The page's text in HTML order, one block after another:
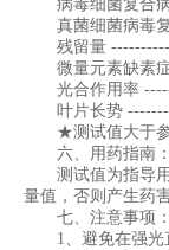
病毒细菌复合病
真菌细菌病毒复
残留量
微量元素缺素症
光合作用率
叶片长势
★测试值大于参
六、用药指南
测试值为指导用
量值，否则产生药
七、注意事项
1、避免在强光